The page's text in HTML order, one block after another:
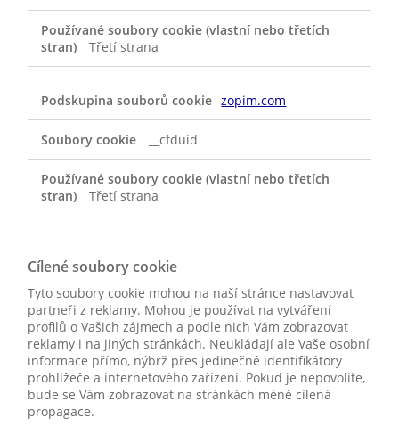
Třetí strana
zopim.com
__cfduid
Třetí strana
Cílené soubory cookie
Tyto soubory cookie mohou na naší stránce nastavovat
partneři z reklamy. Mohou je používat na vytváření
profilů o Vašich zájmech a podle nich Vám zobrazovat
reklamy i na jiných stránkách. Neukládají ale Vaše osobní
informace přímo, nýbrž přes jedinečné identifikátory
prohlížeče a internetového zařízení. Pokud je nepovolíte,
bude se Vám zobrazovat na stránkách méně cílená
propagace.